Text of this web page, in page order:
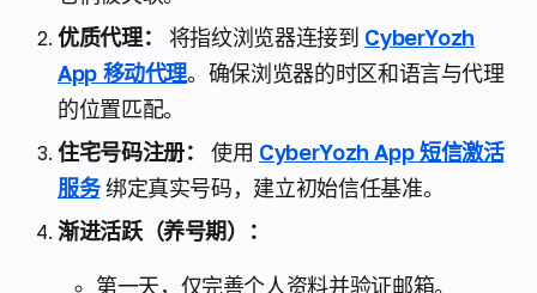
优质代理：
将指纹浏览器连接到 CyberYozh
App 移动代理。确保浏览器的时区和语言与代理
的位置匹配。
住宅号码注册：
使用 CyberYozh App 短信激活
服务绑定真实号码，建立初始信任基准。
渐进活跃（养号期）：
第一天，仅完善个人资料并验证邮箱。